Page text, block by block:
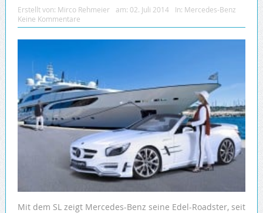
Erstellt von: Mirco Rehmeier am: 02. Juli 2014 In: Mercedes-Benz
Keine Kommentare
Mit dem SL zeigt Mercedes-Benz seine Edel-Roadster, seit